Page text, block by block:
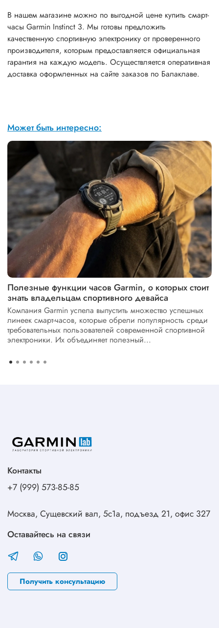
В нашем магазине можно по выгодной цене купить смарт-
часы Garmin Instinct 3. Мы готовы предложить
качественную спортивную электронику от проверенного
производителя, которым предоставляется официальная
гарантия на каждую модель. Осуществляется оперативная
доставка оформленных на сайте заказов по Балаклаве.
Может быть интересно:
Полезные функции часов Garmin, о которых стоит
знать владельцам спортивного девайса
Компания Garmin успела выпустить множество успешных
линеек смарт-часов, которые обрели популярность среди
требовательных пользователей современной спортивной
электроники. Их объединяет полезный...
Контакты
+7 (999) 573-85-85
Москва, Сущевский вал, 5с1а, подъезд 21, офис 327
Оставайтесь на связи
Получить консультацию